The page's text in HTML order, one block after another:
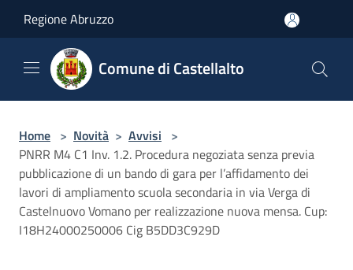
Regione Abruzzo
Comune di Castellalto
Home > Novità > Avvisi >
PNRR M4 C1 Inv. 1.2. Procedura negoziata senza previa
pubblicazione di un bando di gara per l’affidamento dei
lavori di ampliamento scuola secondaria in via Verga di
Castelnuovo Vomano per realizzazione nuova mensa. Cup:
I18H24000250006 Cig B5DD3C929D